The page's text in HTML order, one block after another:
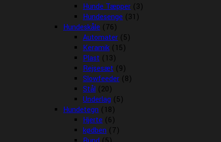
Hunde Tæpper (3)
Hundesenge (31)
Hundeskåle (76)
Automater (5)
Keramik (15)
Plast (13)
Rejsesæt (9)
Slowfeeder (8)
Stål (20)
Underlag (5)
Hundetegn (18)
Hjerte (6)
kødben (7)